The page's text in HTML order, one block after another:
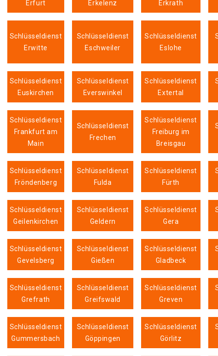
Erfurt
Erkelenz
Erkrath
Schlüsseldienst
Erwitte
Schlüsseldienst
Eschweiler
Schlüsseldienst
Eslohe
Schlüsseldienst
Euskirchen
Schlüsseldienst
Everswinkel
Schlüsseldienst
Extertal
Schlüsseldienst
Frankfurt am
Main
Schlüsseldienst
Frechen
Schlüsseldienst
Freiburg im
Breisgau
Schlüsseldienst
Fröndenberg
Schlüsseldienst
Fulda
Schlüsseldienst
Fürth
Schlüsseldienst
Geilenkirchen
Schlüsseldienst
Geldern
Schlüsseldienst
Gera
Schlüsseldienst
Gevelsberg
Schlüsseldienst
Gießen
Schlüsseldienst
Gladbeck
Schlüsseldienst
Grefrath
Schlüsseldienst
Greifswald
Schlüsseldienst
Greven
Schlüsseldienst
Gummersbach
Schlüsseldienst
Göppingen
Schlüsseldienst
Görlitz